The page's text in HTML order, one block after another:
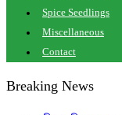
Spice Seedlings
Miscellaneous
Contact
Breaking News